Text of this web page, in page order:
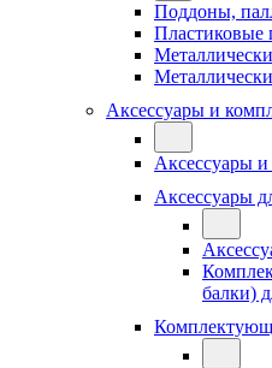
Поддоны,
Пластиковые
Аксессуары и
Аксессуары
Аксессуары
балки)